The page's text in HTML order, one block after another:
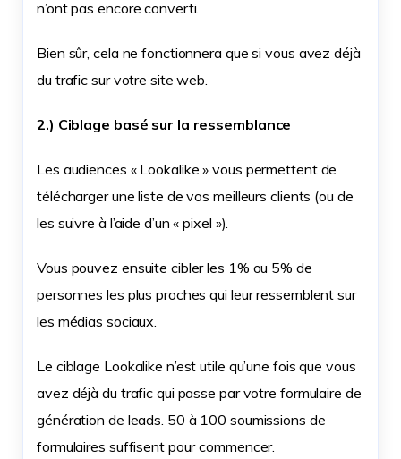
n’ont pas encore converti.
Bien sûr, cela ne fonctionnera que si vous avez déjà
du trafic sur votre site web.
2.) Ciblage basé sur la ressemblance
Les audiences « Lookalike » vous permettent de
télécharger une liste de vos meilleurs clients (ou de
les suivre à l’aide d’un « pixel »).
Vous pouvez ensuite cibler les 1% ou 5% de
personnes les plus proches qui leur ressemblent sur
les médias sociaux.
Le ciblage Lookalike n’est utile qu’une fois que vous
avez déjà du trafic qui passe par votre formulaire de
génération de leads. 50 à 100 soumissions de
formulaires suffisent pour commencer.